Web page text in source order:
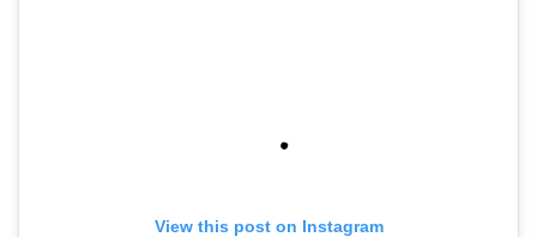
View this post on Instagram